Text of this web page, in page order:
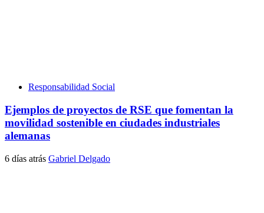
Responsabilidad Social
Ejemplos de proyectos de RSE que fomentan la
movilidad sostenible en ciudades industriales
alemanas
6 días atrás Gabriel Delgado